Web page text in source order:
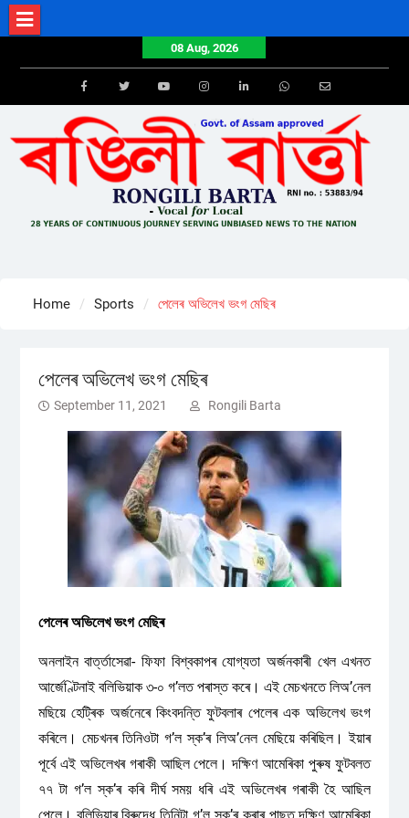
Skip
to
08 Aug, 2026
FacebookTwitterYoutube Email
Home Sports পেলেৰ অভিলেখ ভংগ মেছিৰ
পেলেৰ অভিলেখ ভংগ মেছিৰ
September 11, 2021 Rongili Barta
পেলেৰ অভিলেখ ভংগ মেছিৰ
অনলাইন বাৰ্ত্তাসেৱা- ফিফা বিশ্বকাপৰ যোগ্যতা অৰ্জনকাৰী খেল এখনত
আৰ্জেণ্টিনাই বলিভিয়াক ৩-০ গ’লত পৰাস্ত কৰে। এই মেচখনতে লিঅʼনেল
মছিয়ে হেট্ৰিক অৰ্জনেৰে কিংবদন্তি ফুটবলাৰ পেলেৰ এক অভিলেখ ভংগ
কৰিলে। মেচখনৰ তিনিওটা গʼল স্কʼৰ লিঅʼনেল মেছিয়ে কৰিছিল। ইয়াৰ
পূৰ্বে এই অভিলেখৰ গৰাকী আছিল পেলে। দক্ষিণ আমেৰিকা পুৰুষ ফুটবলত
৭৭ টা গʼল স্কʼৰ কৰি দীৰ্ঘ সময় ধৰি এই অভিলেখৰ গৰাকী হৈ আছিল